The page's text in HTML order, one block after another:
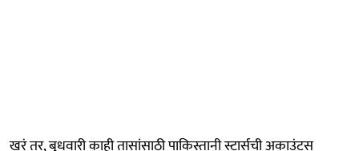
खरं तर, बुधवारी काही तासांसाठी पाकिस्तानी स्टार्सची अकाउंट्स